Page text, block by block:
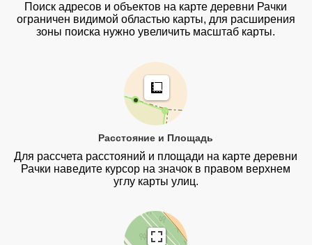
Поиск адресов и объектов на карте деревни Рачки
ограничен видимой областью карты, для расширения
зоны поиска нужно увеличить масштаб карты.
Расстояние и Площадь
Для рассчета расстояний и площади на карте деревни
Рачки наведите курсор на значок в правом верхнем
углу карты улиц.